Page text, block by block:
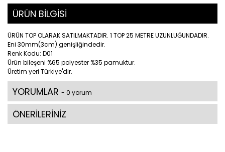
ÜRÜN BİLGİSİ
ÜRÜN TOP OLARAK SATILMAKTADIR. 1 TOP 25 METRE UZUNLUĞUNDADIR.
Eni 30mm(3cm) genişliğindedir.
Renk Kodu: D01
Ürün bileşeni %65 polyester %35 pamuktur.
Üretim yeri Türkiye'dir.
YORUMLAR - 0 yorum
ÖNERİLERİNİZ